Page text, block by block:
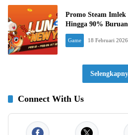
Promo Steam Imlek
Hingga 90%
Game 18 Februari 2026
Connect With Us